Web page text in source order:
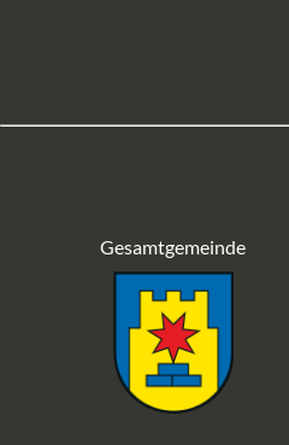
Gesamtgemeinde